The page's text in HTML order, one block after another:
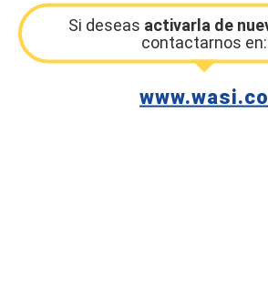
Si deseas activarla de
contactarnos en:
www.wasi.co